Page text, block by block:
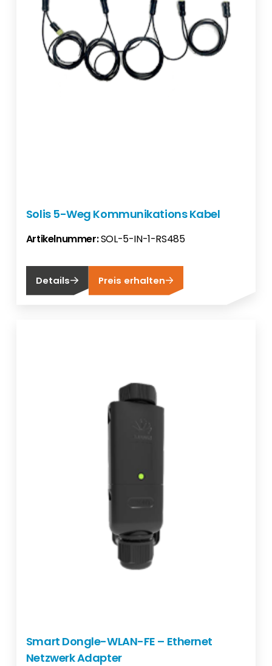
Solis 5-Weg Kommunikations Kabel
Artikelnummer:SOL-5-IN-1-RS485
Details Preis erhalten
Smart Dongle-WLAN-FE – Ethernet
Netzwerk Adapter